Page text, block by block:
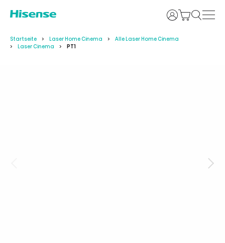
Anmelden
Startseite Laser Home Cinema
Alle Laser Home Cinema
Laser Cinema
PT1